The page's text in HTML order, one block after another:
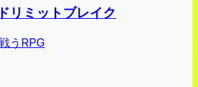
リミットブレイク
うRPG